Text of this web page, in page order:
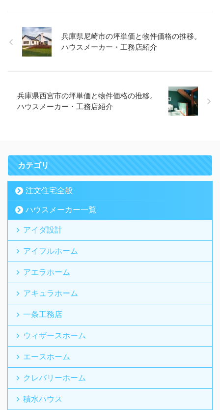
兵庫県尼崎市の坪単価と物件価格の推移。
ハウスメーカー・工務店紹介
兵庫県西宮市の坪単価と物件価格の推移。
ハウスメーカー・工務店紹介
カテゴリ
注文住宅全般
ハウスメーカー一覧
アイダ設計
アイフルホーム
アエラホーム
アキュラホーム
一条工務店
ウィザースホーム
エースホーム
クレバリーホーム
積水ハウス